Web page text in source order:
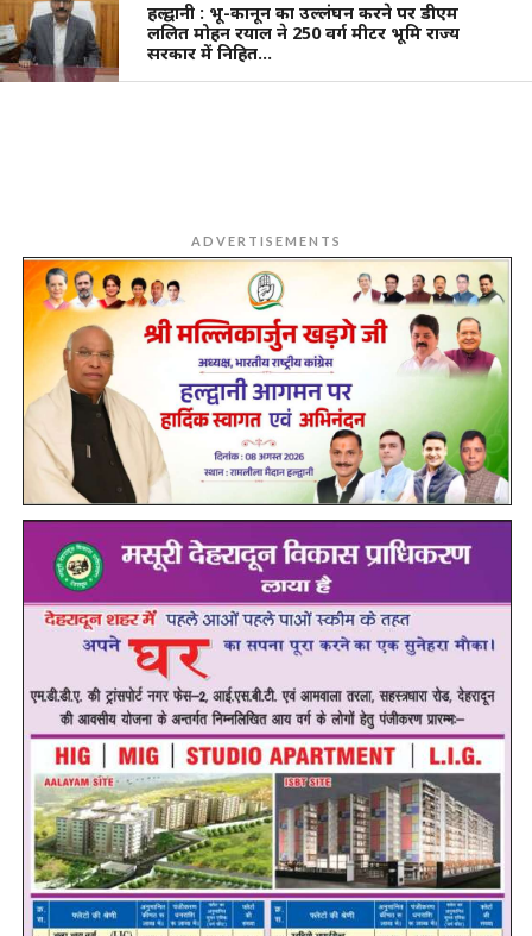
हल्द्वानी : भू-कानून का उल्लंघन करने पर डीएम
ललित मोहन रयाल ने 250 वर्ग मीटर भूमि राज्य
सरकार में निहित…
ADVERTISEMENTS